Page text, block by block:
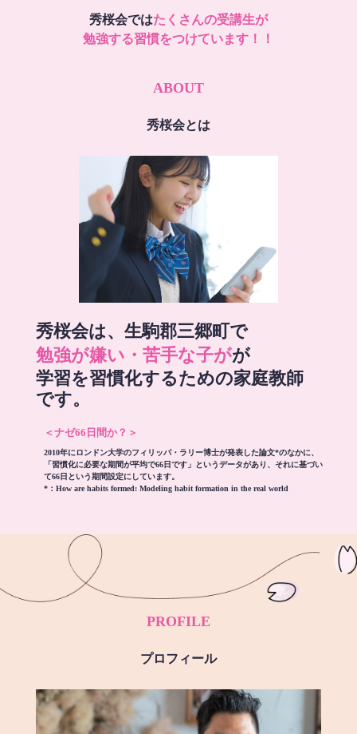
秀桜会ではたくさんの受講生が
勉強する習慣をつけています！！
ABOUT
秀桜会とは
秀桜会は、生駒郡三郷町で
勉強が嫌い・苦手な子がが
学習を習慣化するための家庭教師
です。
＜ナゼ66日間か？＞
2010年にロンドン大学のフィリッパ・ラリー博士が発表した論文*のなかに、
「習慣化に必要な期間が平均で66日です」というデータがあり、それに基づい
て66日という期間設定にしています。
*： How are habits formed: Modeling habit formation in the real world
PROFILE
プロフィール